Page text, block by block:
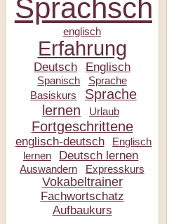
Sprachschule
englisch
Erfahrung
Deutsch Englisch
Spanisch
Sprache
Basiskurs
Sprache
lernen
Urlaub
Fortgeschrittene
englisch-deutsch
Englisch
lernen
Deutsch lernen
Auswandern Expresskurs
Vokabeltrainer
Fachwortschatz
Aufbaukurs